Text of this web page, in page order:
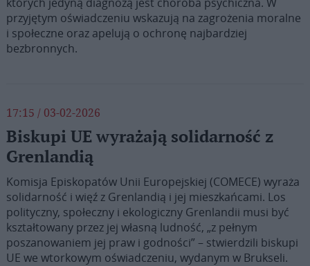
przyjętym oświadczeniu wskazują na zagrożenia moralne
i społeczne oraz apelują o ochronę najbardziej
bezbronnych.
17:15 / 03-02-2026
Biskupi UE wyrażają solidarność z
Grenlandią
Komisja Episkopatów Unii Europejskiej (COMECE) wyraża
solidarność i więź z Grenlandią i jej mieszkańcami. Los
polityczny, społeczny i ekologiczny Grenlandii musi być
kształtowany przez jej własną ludność, „z pełnym
poszanowaniem jej praw i godności” – stwierdzili biskupi
UE we wtorkowym oświadczeniu, wydanym w Brukseli.